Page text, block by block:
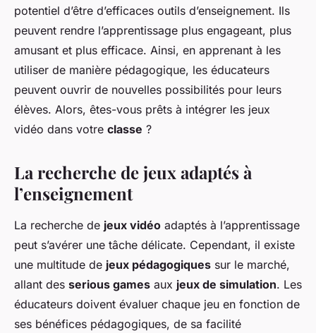
potentiel d’être d’efficaces outils d’enseignement. Ils
peuvent rendre l’apprentissage plus engageant, plus
amusant et plus efficace. Ainsi, en apprenant à les
utiliser de manière pédagogique, les éducateurs
peuvent ouvrir de nouvelles possibilités pour leurs
élèves. Alors, êtes-vous prêts à intégrer les jeux
vidéo dans votre classe ?
La recherche de jeux adaptés à
l’enseignement
La recherche de jeux vidéo adaptés à l’apprentissage
peut s’avérer une tâche délicate. Cependant, il existe
une multitude de jeux pédagogiques sur le marché,
allant des serious games aux jeux de simulation. Les
éducateurs doivent évaluer chaque jeu en fonction de
ses bénéfices pédagogiques, de sa facilité